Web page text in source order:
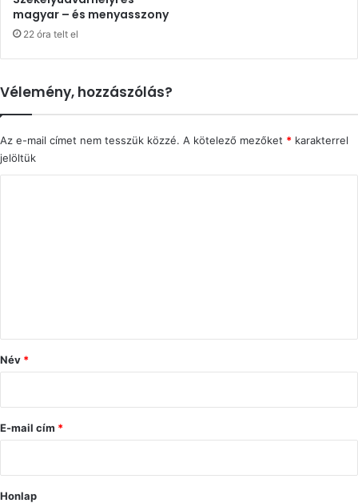
magyar – és menyasszony
22 óra telt el
Vélemény, hozzászólás?
Az e-mail címet nem tesszük közzé. A kötelező mezőket * karakterrel
jelöltük
ó
s
Név *
E-mail cím *
Honlap